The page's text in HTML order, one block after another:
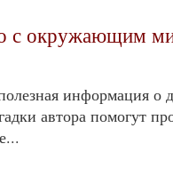
с окружающим
информация о
автора помогут